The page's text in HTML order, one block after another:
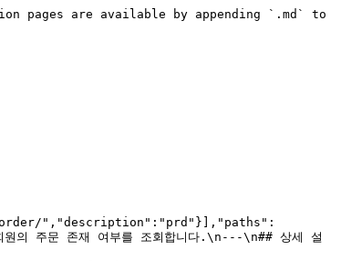
pages are available by appending `.md` to
","description":"prd"}],"paths":
주문 존재 여부를 조회합니다.\n---\n## 상세 설